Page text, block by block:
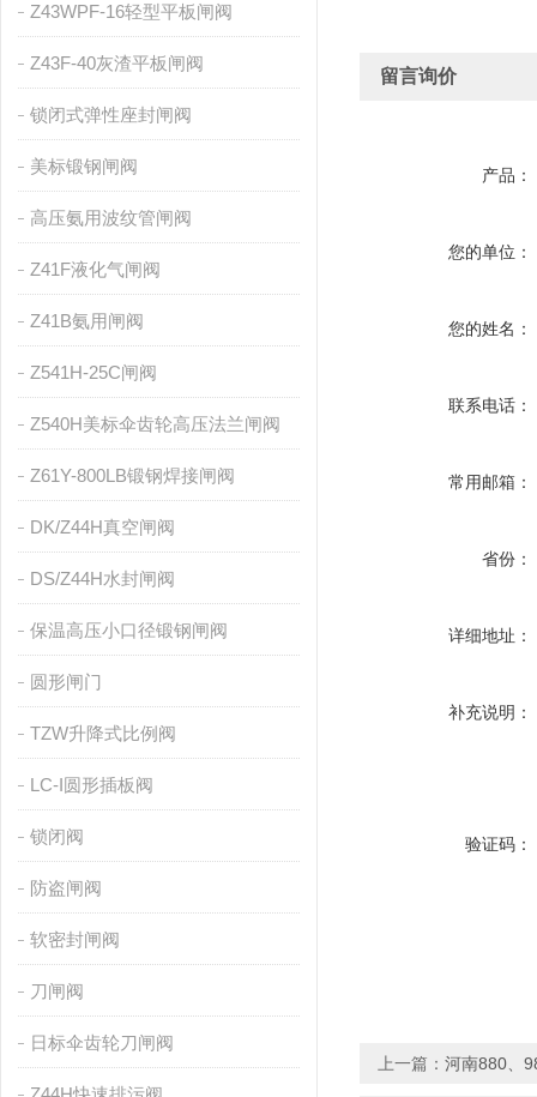
Z43WPF-16轻型平板闸阀
Z43F-40灰渣平板闸阀
锁闭式弹性座封闸阀
美标锻钢闸阀
高压氨用波纹管闸阀
Z41F液化气闸阀
Z41B氨用闸阀
Z541H-25C闸阀
Z540H美标伞齿轮高压法兰闸阀
Z61Y-800LB锻钢焊接闸阀
DK/Z44H真空闸阀
DS/Z44H水封闸阀
保温高压小口径锻钢闸阀
圆形闸门
TZW升降式比例阀
LC-I圆形插板阀
锁闭阀
防盗闸阀
软密封闸阀
刀闸阀
日标伞齿轮刀闸阀
留言询价
产品：
您的单位：
您的姓名：
联系电话：
常用邮箱：
省份：
详细地址：
补充说明：
验证码：
上一篇： 河南880、